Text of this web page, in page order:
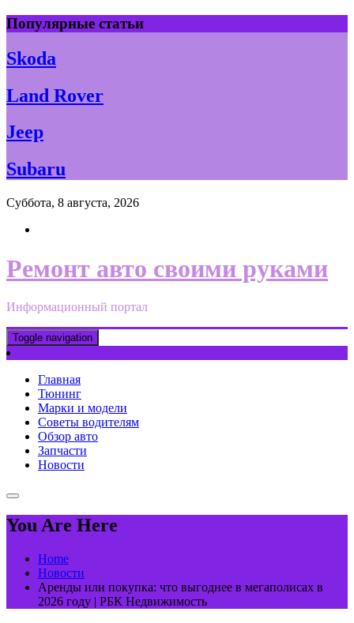
Skip
to
content
Популярные статьи
Skoda
Land Rover
Jeep
Subaru
Суббота, 8 августа, 2026
Ремонт авто своими руками
Информационный портал
Toggle navigation
Главная
Тюнинг
Марки и модели
Советы водителям
Обзор авто
Запчасти
Новости
You Are Here
Home
Новости
Аренды или покупка: что выгоднее в мегаполисах в
2026 году | РБК Недвижимость